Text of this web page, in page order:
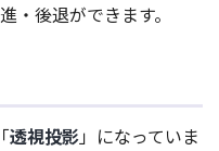
・後退ができます。
透視投影」になっていま